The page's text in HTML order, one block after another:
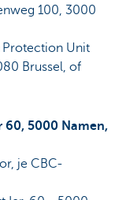
100, 3000
Protection Unit
Brussel, of
60, 5000 Namen,
je CBC-